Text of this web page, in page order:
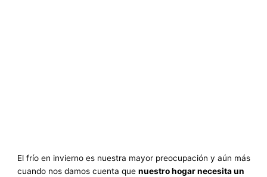
El frío en invierno es nuestra mayor preocupación y aún más
cuando nos damos cuenta quenuestro hogar necesita un